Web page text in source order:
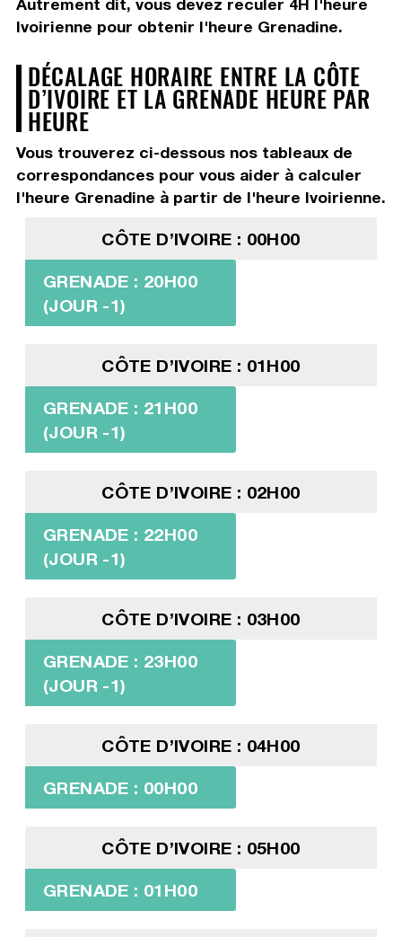
Autrement dit, vous devez reculer 4H
l'heure
Ivoirienne pour obtenir l'heure Grenadine.
DÉCALAGE HORAIRE ENTRE LA CÔTE
D’IVOIRE ET LA GRENADE HEURE PAR
HEURE
Vous trouverez ci-dessous nos tableaux de
correspondances pour vous aider à calculer
l'heure Grenadine à partir de l'heure Ivoirienne.
CÔTE D’IVOIRE : 00H00
GRENADE : 20H00
(JOUR -1)
CÔTE D’IVOIRE : 01H00
GRENADE : 21H00
(JOUR -1)
CÔTE D’IVOIRE : 02H00
GRENADE : 22H00
(JOUR -1)
CÔTE D’IVOIRE : 03H00
GRENADE : 23H00
(JOUR -1)
CÔTE D’IVOIRE : 04H00
GRENADE : 00H00
CÔTE D’IVOIRE : 05H00
GRENADE : 01H00